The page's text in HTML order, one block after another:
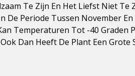
Te Zijn En Het Liefst Niet
De Periode Tussen November
Temperaturen Tot -40 Graden
Ook Dan Heeft De Plant Een Grote